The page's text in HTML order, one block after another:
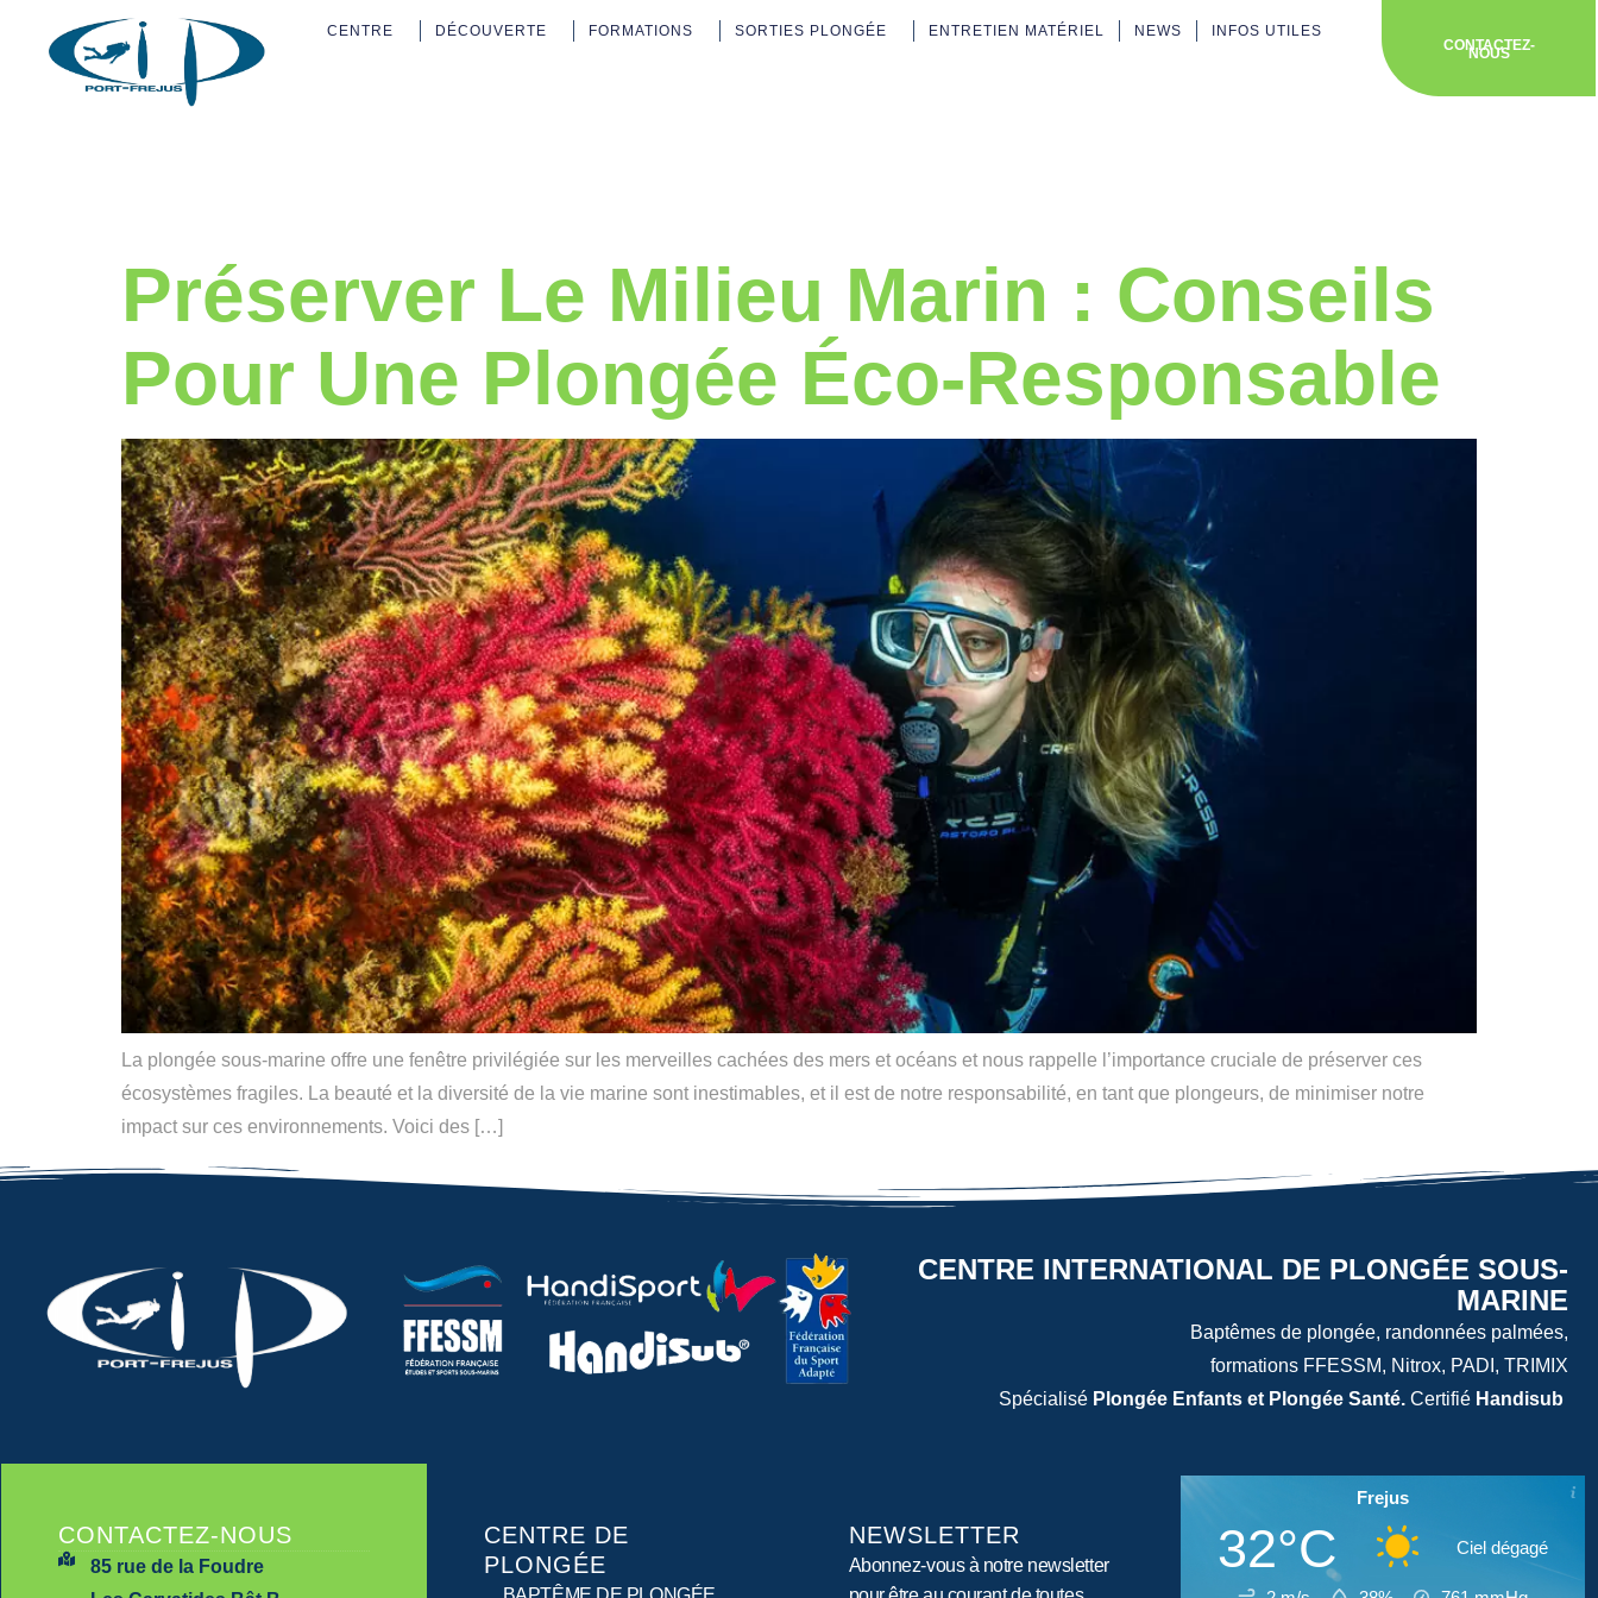
CENTRE DÉCOUVERTE FORMATIONS SORTIES PLONGÉE ENTRETIEN MATÉRIEL NEWS
INFOS UTILES
CONTACTEZ-
NOUS
Préserver Le Milieu Marin : Conseils
Pour Une Plongée Éco-Responsable
La plongée sous-marine offre une fenêtre privilégiée sur les merveilles cachées des mers et océans et nous rappelle l’importance cruciale de préserver ces
écosystèmes fragiles. La beauté et la diversité de la vie marine sont inestimables, et il est de notre responsabilité, en tant que plongeurs, de minimiser notre
impact sur ces environnements. Voici des […]
CENTRE INTERNATIONAL DE PLONGÉE SOUS-
MARINE
Baptêmes de plongée, randonnées palmées,
formations FFESSM, Nitrox, PADI, TRIMIX
Spécialisé Plongée Enfants et Plongée Santé. Certifié Handisub
CONTACTEZ-NOUS
85 rue de la Foudre
CENTRE DE
PLONGÉE
NEWSLETTER
Abonnez-vous à notre newsletter
Frejus
32°C Ciel dégagé